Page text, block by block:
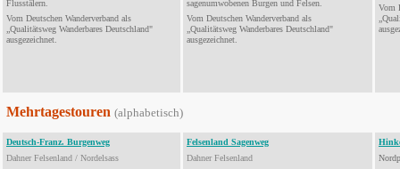
Flusstälern
Vom Deutschen Wanderverband als
„Qualitätsweg Wanderbares Deutschland"
ausgezeichnet.
sagenumwobenen Burgen und Felsen.
Vom Deutschen Wanderverband als
„Qualitätsweg Wanderbares Deutschland"
ausgezeichnet.
Vom
Mehrtagestouren (alphabetisch)
Deutsch-Franz. Burgenweg
Dahner Felsenland / Nordelsass
Felsenland Sagenweg
Dahner Felsenland